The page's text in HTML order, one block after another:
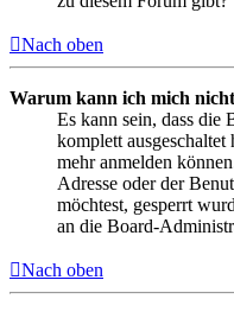
Nach oben
Warum kann ich mich
Es kann sein, dass die
komplett
mehr anmelden
Adresse oder der
möchtest, gesperrt
an die Board-
Nach oben